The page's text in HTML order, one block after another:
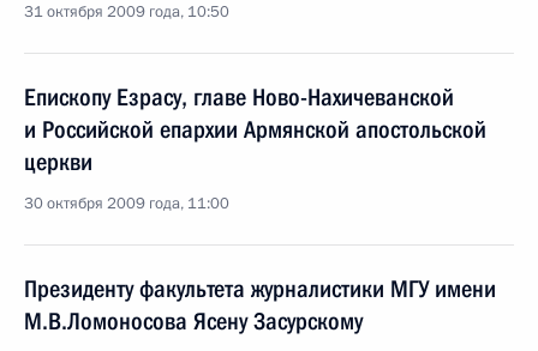
31 октября 2009 года, 10:50
Епископу Езрасу, главе Ново-Нахичеванской
и Российской епархии Армянской апостольской
церкви
30 октября 2009 года, 11:00
Президенту факультета журналистики МГУ имени
М.В.Ломоносова Ясену Засурскому